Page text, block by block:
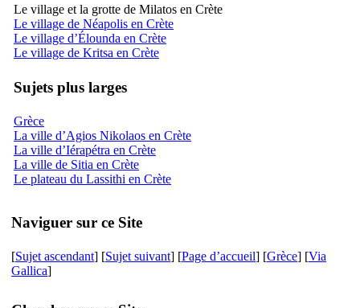
Le village et la grotte de Milatos en Crète
Le village de Néapolis en Crète
Le village d’Élounda en Crète
Le village de Kritsa en Crète
Sujets plus larges
Grèce
La ville d’Agios Nikolaos en Crète
La ville d’Iérapétra en Crète
La ville de Sitia en Crète
Le plateau du Lassithi en Crète
Naviguer sur ce Site
[Sujet ascendant] [Sujet suivant] [Page d’accueil] [Grèce] [Via
Gallica]